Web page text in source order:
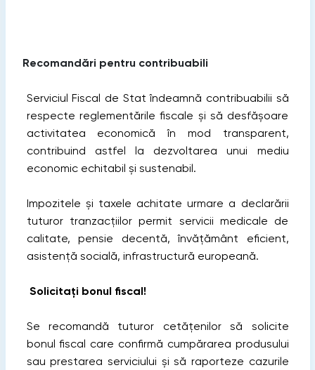
Recomandări pentru contribuabili
Serviciul Fiscal de Stat îndeamnă contribuabilii să
respecte reglementările fiscale și să desfășoare
activitatea economică în mod transparent,
contribuind astfel la dezvoltarea unui mediu
economic echitabil și sustenabil.
Impozitele și taxele achitate urmare a declarării
tuturor tranzacțiilor permit servicii medicale de
calitate, pensie decentă, învățământ eficient,
asistență socială, infrastructură europeană.
Solicitați bonul fiscal!
Se recomandă tuturor cetățenilor să solicite
bonul fiscal care confirmă cumpărarea produsului
sau prestarea serviciului și să raporteze cazurile